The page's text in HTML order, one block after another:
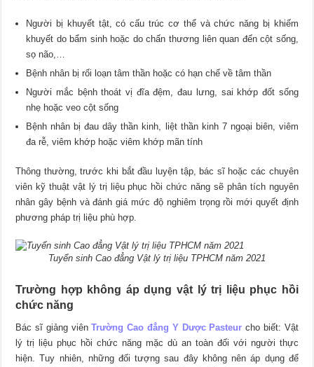
Người bị khuyết tật, có cấu trúc cơ thể và chức năng bị khiếm
khuyết do bẩm sinh hoặc do chấn thương liên quan đến cột sống,
sọ não,…
Bệnh nhân bị rối loạn tâm thần hoặc có hạn chế về tâm thần
Người mắc bệnh thoát vị đĩa đệm, đau lưng, sai khớp đốt sống
nhẹ hoặc veo cột sống
Bệnh nhân bị đau dây thần kinh, liệt thần kinh 7 ngoại biên, viêm
đa rễ, viêm khớp hoặc viêm khớp mãn tính
Thông thường, trước khi bắt đầu luyện tập, bác sĩ hoặc các chuyên
viên kỹ thuật vật lý trị liệu phục hồi chức năng sẽ phân tích nguyên
nhân gây bệnh và đánh giá mức độ nghiêm trọng rồi mới quyết định
phương pháp trị liệu phù hợp.
Tuyển sinh Cao đẳng Vật lý trị liệu TPHCM năm 2021
Trường hợp không áp dụng vật lý trị liệu phục hồi
chức năng
Bác sĩ giảng viênTrường Cao đẳng Y Dược Pasteur cho biết: Vật
lý trị liệu phục hồi chức năng mặc dù an toàn đối với người thực
hiện. Tuy nhiên, những đối tượng sau đây không nên áp dụng để